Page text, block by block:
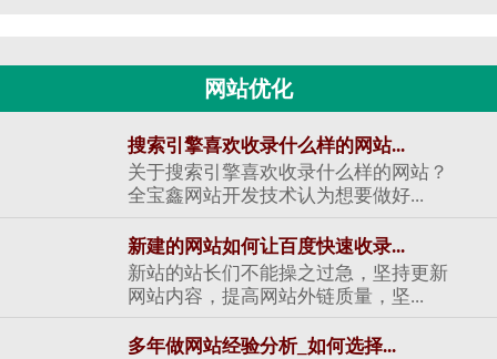
网站优化
搜索引擎喜欢收录什么样的网站...
关于搜索引擎喜欢收录什么样的网站？
全宝鑫网站开发技术认为想要做好...
新建的网站如何让百度快速收录...
新站的站长们不能操之过急，坚持更新
网站内容，提高网站外链质量，坚...
多年做网站经验分析_如何选择...